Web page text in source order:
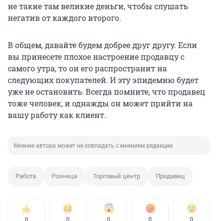
не такие там великие деньги, чтобы слушать
негатив от каждого второго.
В общем, давайте будем добрее друг другу. Если
вы принесете плохое настроение продавцу с
самого утра, то он его распространит на
следующих покупателей. И эту эпидемию будет
уже не остановить. Всегда помните, что продавец
тоже человек, и однажды он может прийти на
вашу работу как клиент.
Мнение автора может не совпадать с мнением редакции
Работа Розница Торговый центр Продавец
0 0 0 0 0